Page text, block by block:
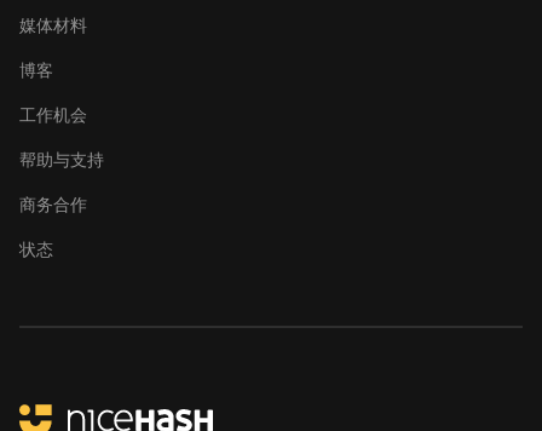
媒体材料
博客
工作机会
帮助与支持
商务合作
状态